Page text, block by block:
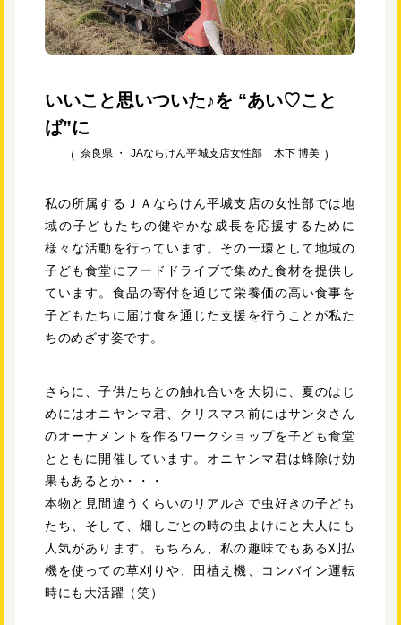
いいこと思いついた♪を “あい♡こと
ば”に
奈良県 ・ JAならけん平城支店女性部 木下 博美
私の所属するＪＡならけん平城支店の女性部では地
域の子どもたちの健やかな成長を応援するために
様々な活動を行っています。その一環として地域の
子ども食堂にフードドライブで集めた食材を提供し
ています。食品の寄付を通じて栄養価の高い食事を
子どもたちに届け食を通じた支援を行うことが私た
ちのめざす姿です。
さらに、子供たちとの触れ合いを大切に、夏のはじ
めにはオニヤンマ君、クリスマス前にはサンタさん
のオーナメントを作るワークショップを子ども食堂
とともに開催しています。オニヤンマ君は蜂除け効
果もあるとか・・・
本物と見間違うくらいのリアルさで虫好きの子ども
たち、そして、畑しごとの時の虫よけにと大人にも
人気があります。もちろん、私の趣味でもある刈払
機を使っての草刈りや、田植え機、コンバイン運転
時にも大活躍（笑）